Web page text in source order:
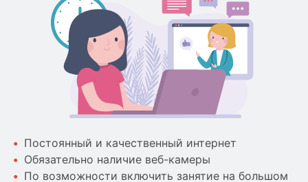
Постоянный и качественный интернет
Обязательно наличие веб-камеры
По возможности включить занятие на большом